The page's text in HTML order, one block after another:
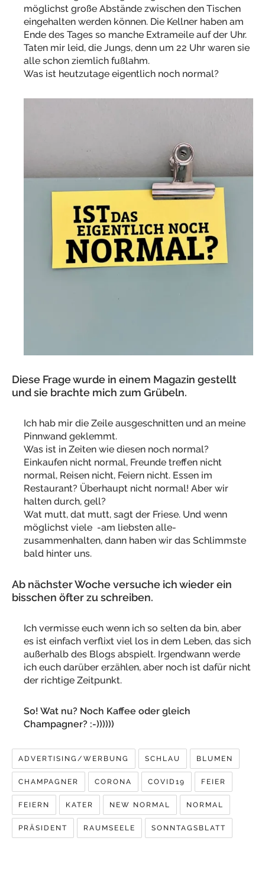
möglichst große Abstände zwischen den Tischen
eingehalten werden können. Die Kellner haben am
Ende des Tages so manche Extrameile auf der Uhr.
Taten mir leid, die Jungs, denn um 22 Uhr waren sie
alle schon ziemlich fußlahm.
Was ist heutzutage eigentlich noch normal?
Diese Frage wurde in einem Magazin gestellt
und sie brachte mich zum Grübeln.
Ich hab mir die Zeile ausgeschnitten und an meine
Pinnwand geklemmt.
Was ist in Zeiten wie diesen noch normal?
Einkaufen nicht normal, Freunde treffen nicht
normal, Reisen nicht, Feiern nicht. Essen im
Restaurant? Überhaupt nicht normal! Aber wir
halten durch, gell?
Wat mutt, dat mutt, sagt der Friese. Und wenn
möglichst viele -am liebsten alle-
zusammenhalten, dann haben wir das Schlimmste
bald hinter uns.
Ab nächster Woche versuche ich wieder ein
bisschen öfter zu schreiben.
Ich vermisse euch wenn ich so selten da bin, aber
es ist einfach verflixt viel los in dem Leben, das sich
außerhalb des Blogs abspielt. Irgendwann werde
ich euch darüber erzählen, aber noch ist dafür nicht
der richtige Zeitpunkt.
So! Wat nu? Noch Kaffee oder gleich
Champagner? :-))))))
ADVERTISING/WERBUNG SCHLAU BLUMEN
CHAMPAGNER CORONA COVID19 FEIER
FEIERN KATER NEW NORMAL NORMAL
PRÄSIDENT RAUMSEELE SONNTAGSBLATT